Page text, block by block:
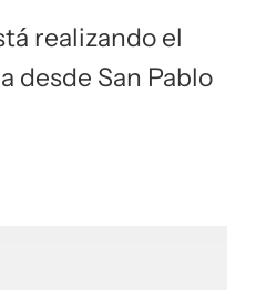
realizando el
desde San Pablo